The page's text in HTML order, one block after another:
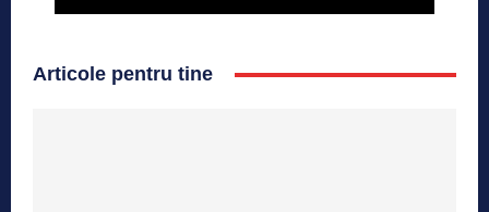
Articole pentru tine